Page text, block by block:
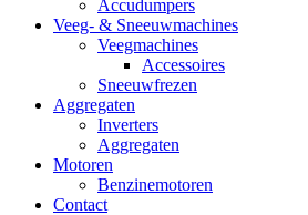
Accudumpers
Veeg- & Sneeuwmachines
Veegmachines
Accessoires
Sneeuwfrezen
Aggregaten
Inverters
Aggregaten
Motoren
Benzinemotoren
Contact